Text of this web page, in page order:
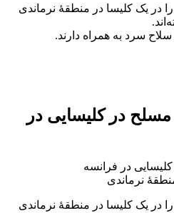
در یک کلیسا در منطقۀ نرماندی
سلاح سرد به همراه دارند.
در کلیسایی در
در فرانسه
نرماندی
در یک کلیسا در منطقۀ نرماندی